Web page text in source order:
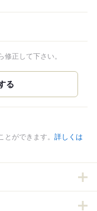
正して下さい。
ができます。 詳しくは